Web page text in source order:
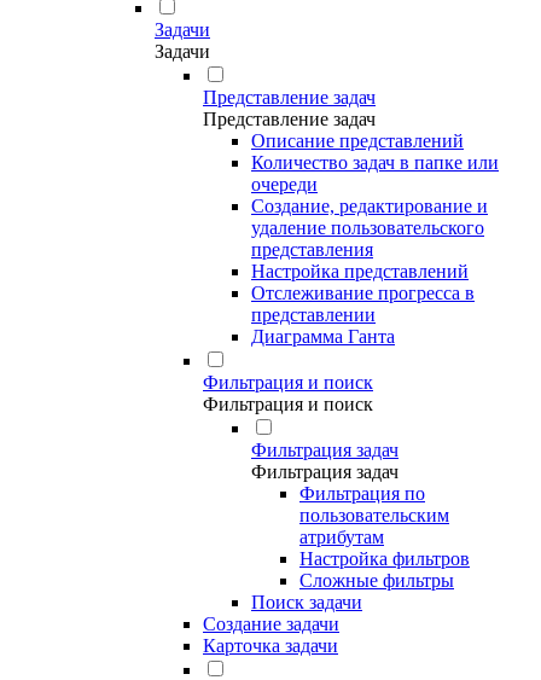
Задачи
Задачи
Представление задач
Представление задач
Описание представлений
Количество задач в папке или
очереди
Создание, редактирование и
удаление пользовательского
представления
Настройка представлений
Отслеживание прогресса в
представлении
Диаграмма Ганта
Фильтрация и поиск
Фильтрация и поиск
Фильтрация задач
Фильтрация задач
Фильтрация по
пользовательским
атрибутам
Настройка фильтров
Сложные фильтры
Поиск задачи
Создание задачи
Карточка задачи